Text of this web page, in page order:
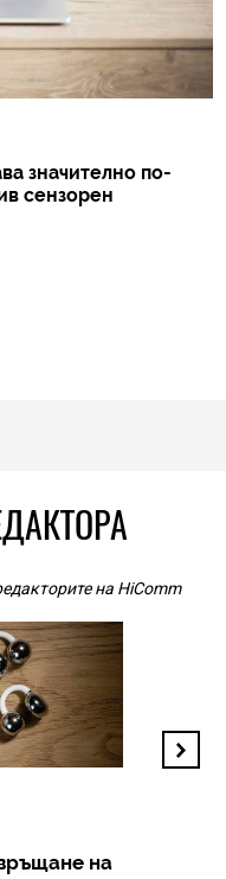
значително по-
сензорен
на HiComm
на